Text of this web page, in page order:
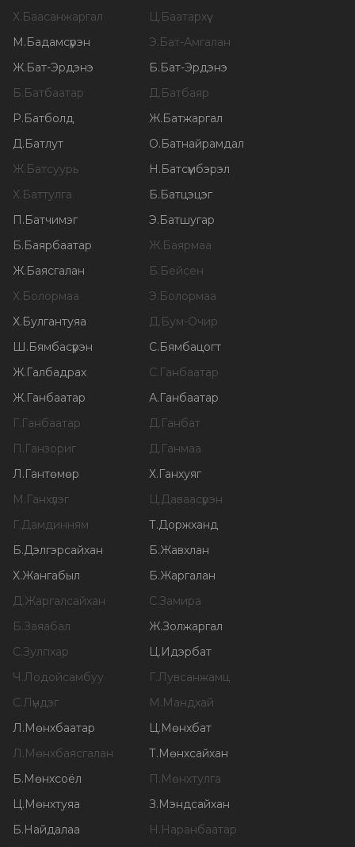
Х.Баасанжаргал Ц.Баатархүү
М.Бадамсүрэн Э.Бат-Амгалан
Ж.Бат-Эрдэнэ Б.Бат-Эрдэнэ
Б.Батбаатар Д.Батбаяр
Р.Батболд Ж.Батжаргал
Д.Батлут О.Батнайрамдал
Ж.Батсуурь Н.Батсүмбэрэл
Х.Баттулга Б.Батцэцэг
П.Батчимэг Э.Батшугар
Б.Баярбаатар Ж.Баярмаа
Ж.Баясгалан Б.Бейсен
Х.Болормаа Э.Болормаа
Х.Булгантуяа Д.Бум-Очир
Ш.Бямбасүрэн С.Бямбацогт
Ж.Галбадрах С.Ганбаатар
Ж.Ганбаатар А.Ганбаатар
Г.Ганбаатар Д.Ганбат
П.Ганзориг Д.Ганмаа
Л.Гантөмөр Х.Ганхуяг
М.Ганхүлэг Ц.Даваасүрэн
Г.Дамдинням Т.Доржханд
Б.Дэлгэрсайхан Б.Жавхлан
Х.Жангабыл Б.Жаргалан
Д.Жаргалсайхан С.Замира
Б.Заяабал Ж.Золжаргал
С.Зулпхар Ц.Идэрбат
Ч.Лодойсамбуу Г.Лувсанжамц
С.Лүндэг М.Мандхай
Л.Мөнхбаатар Ц.Мөнхбат
Л.Мөнхбаясгалан Т.Мөнхсайхан
Б.Мөнхсоёл П.Мөнхтулга
Ц.Мөнхтуяа З.Мэндсайхан
Б.Найдалаа Н.Наранбаатар